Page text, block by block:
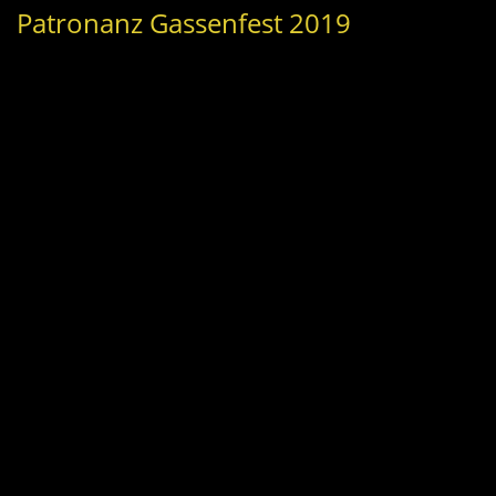
Patronanz Gassenfest 2019